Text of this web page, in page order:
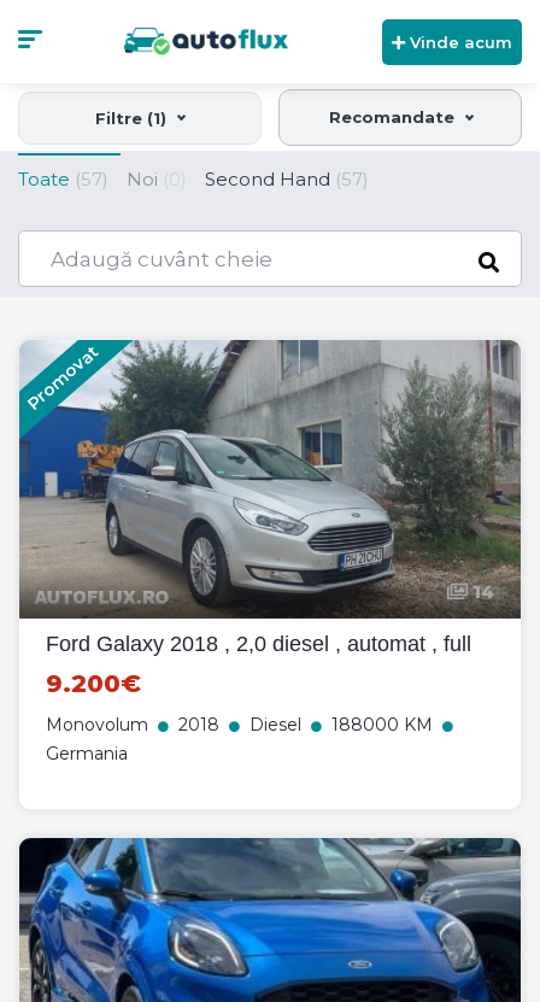
Vinde acum
Filtre (1) Recomandate
Toate (57) Noi (0) Second Hand (57)
Promovat
14
Ford Galaxy 2018 , 2,0 diesel , automat , full
9.200€
Monovolum 2018 Diesel
188000 KM
Germania